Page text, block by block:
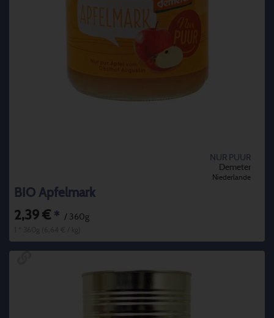
NUR PUUR
Demeter
Niederlande
BIO Apfelmark
2,39 € * / 360g